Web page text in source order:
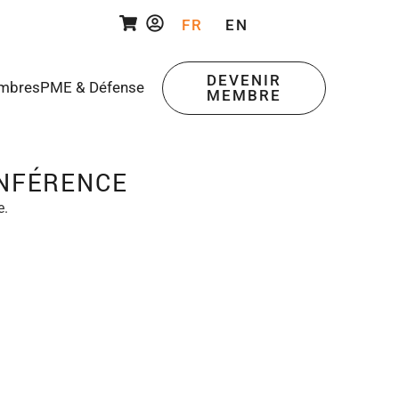
FR EN
PME & Défense
DEVENIR
MEMBRE